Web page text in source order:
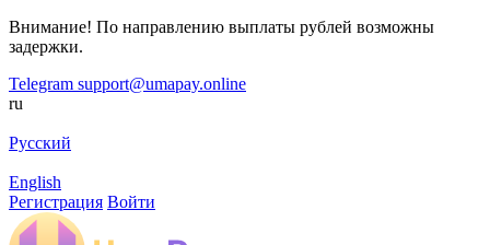
Внимание! По направлению выплаты рублей возможны
задержки.
Telegram support@umapay.online
ru
Русский
English
Регистрация Войти